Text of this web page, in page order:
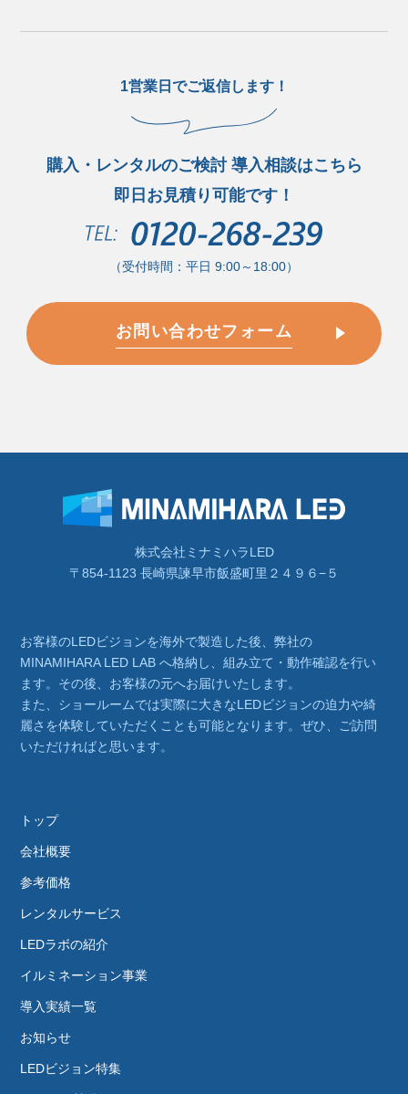
1営業日でご返信します！
購入・レンタルのご検討 導入相談はこちら
即日お見積り可能です！
（受付時間：平日 9:00～18:00）
お問い合わせフォーム
株式会社ミナミハラLED
〒854-1123 長崎県諫早市飯盛町里２４９６−５
お客様のLEDビジョンを海外で製造した後、弊社の
MINAMIHARA LED LAB へ格納し、組み立て・動作確認を行い
ます。その後、お客様の元へお届けいたします。
また、ショールームでは実際に大きなLEDビジョンの迫力や綺
麗さを体験していただくことも可能となります。ぜひ、ご訪問
いただければと思います。
トップ
会社概要
参考価格
レンタルサービス
LEDラボの紹介
イルミネーション事業
導入実績一覧
お知らせ
LEDビジョン特集